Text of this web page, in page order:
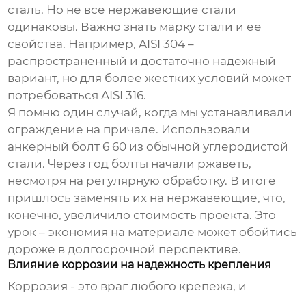
сталь. Но не все нержавеющие стали
одинаковы. Важно знать марку стали и ее
свойства. Например, AISI 304 –
распространенный и достаточно надежный
вариант, но для более жестких условий может
потребоваться AISI 316.
Я помню один случай, когда мы устанавливали
ограждение на причале. Использовали
анкерный болт 6 60 из обычной углеродистой
стали. Через год болты начали ржаветь,
несмотря на регулярную обработку. В итоге
пришлось заменять их на нержавеющие, что,
конечно, увеличило стоимость проекта. Это
урок – экономия на материале может обойтись
дороже в долгосрочной перспективе.
Влияние коррозии на надежность крепления
Коррозия - это враг любого крепежа, и